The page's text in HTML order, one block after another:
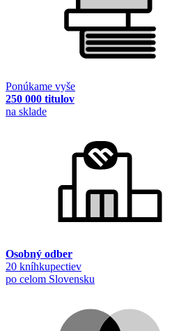
Ponúkame vyše
250 000 titulov
na sklade
Osobný odber
20 kníhkupectiev
po celom Slovensku